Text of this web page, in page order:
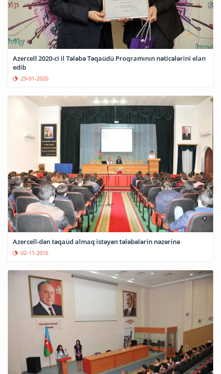
Azercell 2020-ci il Tələbə Təqaüdü Proqramının nəticələrini elan
edib
29-01-2020
Azercell-dən təqaüd almaq istəyən tələbələrin nəzərinə
02-11-2016